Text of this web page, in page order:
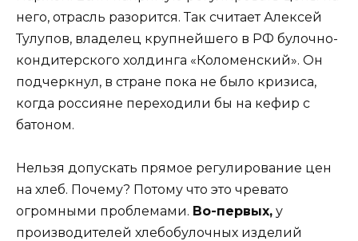
него, отрасль разорится. Так считает Алексей
Тулупов, владелец крупнейшего в РФ булочно-
кондитерского холдинга «Коломенский». Он
подчеркнул, в стране пока не было кризиса,
когда россияне переходили бы на кефир с
батоном.
Нельзя допускать прямое регулирование цен
на хлеб. Почему? Потому что это чревато
огромными проблемами. Во-первых, у
производителей хлебобулочных изделий